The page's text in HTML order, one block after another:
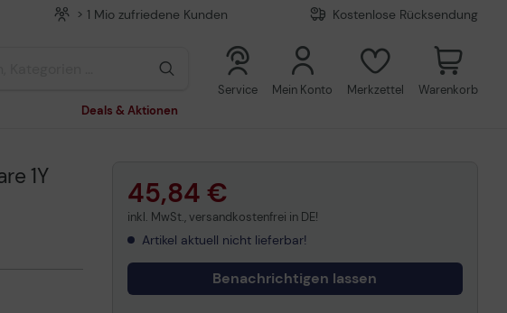
> 1 Mio zufriedene Kunden Kostenlose Rücksendung
Deals & Aktionen
Service Mein Konto Merkzettel Warenkorb
1Y
45,84 €
inkl. MwSt., versandkostenfrei in DE!
Artikel aktuell nicht lieferbar!
Benachrichtigen lassen